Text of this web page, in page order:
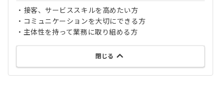
・接客、サービススキルを高めたい方
・コミュニケーションを大切にできる方
・主体性を持って業務に取り組める方
閉じる